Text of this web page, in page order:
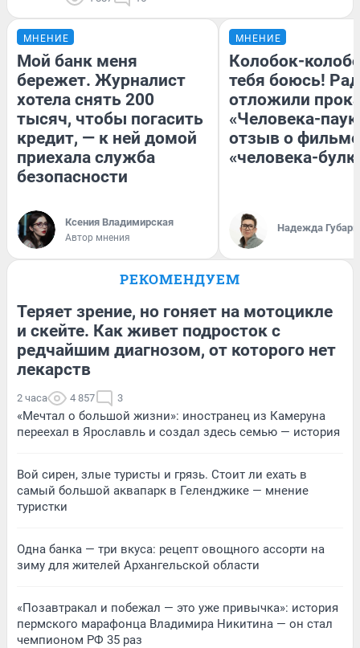
МНЕНИЕ
Мой банк меня
бережет. Журналист
хотела снять 200
тысяч, чтобы погасить
кредит, — к ней домой
приехала служба
безопасности
Ксения Владимирская
Автор мнения
МНЕНИЕ
Колобок-
тебя боюсь!
отложили
«Человека-
отзыв о
«человека-
Надежда Губарь
РЕКОМЕНДУЕМ
Теряет зрение, но гоняет на мотоцикле
и скейте. Как живет подросток с
редчайшим диагнозом, от которого нет
лекарств
2 часа 4 857 3
«Мечтал о большой жизни»: иностранец из Камеруна
переехал в Ярославль и создал здесь семью — история
Вой сирен, злые туристы и грязь. Стоит ли ехать в
самый большой аквапарк в Геленджике — мнение
туристки
Одна банка — три вкуса: рецепт овощного ассорти на
зиму для жителей Архангельской области
«Позавтракал и побежал — это уже привычка»: история
пермского марафонца Владимира Никитина — он стал
чемпионом РФ 35 раз